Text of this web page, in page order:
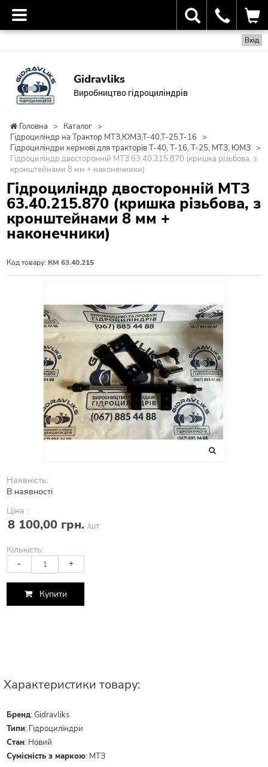
Вхід
Gidravliks
Виробництво гідроциліндрів
Головна > Каталог >
Гідроциліндр на Трактор МТЗ,ЮМЗ,Т-40,Т-25,Т-16 >
Гідроциліндри кермові для тракторів Т-40, Т-16, Т-25, МТЗ, ЮМЗ >
Гідроциліндр двосторонній МТЗ 63.40.215.870 (кришка різьбова, з
кронштейнами 8 мм + наконечники)
Гідроциліндр двосторонній МТЗ
63.40.215.870 (кришка різьбова, з
кронштейнами 8 мм +
наконечники)
Код товару: КМ 63.40.215
Наявність:
В наявності
Ціна :
8 100,00 грн. /шт
Кількість:
- +
Купити
Характеристики товару:
Бренд:Gidravliks
Типи: Гідроциліндри
Стан: Новий
Сумісність з маркою: МТЗ